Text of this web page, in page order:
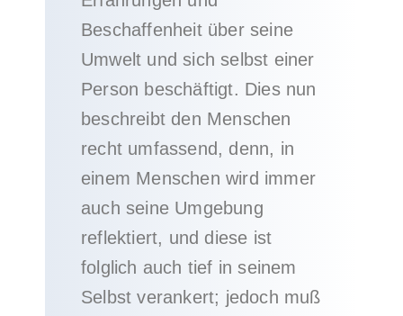
Beschaffenheit über seine
Umwelt und sich selbst einer
Person beschäftigt. Dies nun
beschreibt den Menschen
recht umfassend, denn, in
einem Menschen wird immer
auch seine Umgebung
reflektiert, und diese ist
folglich auch tief in seinem
Selbst verankert; jedoch muß